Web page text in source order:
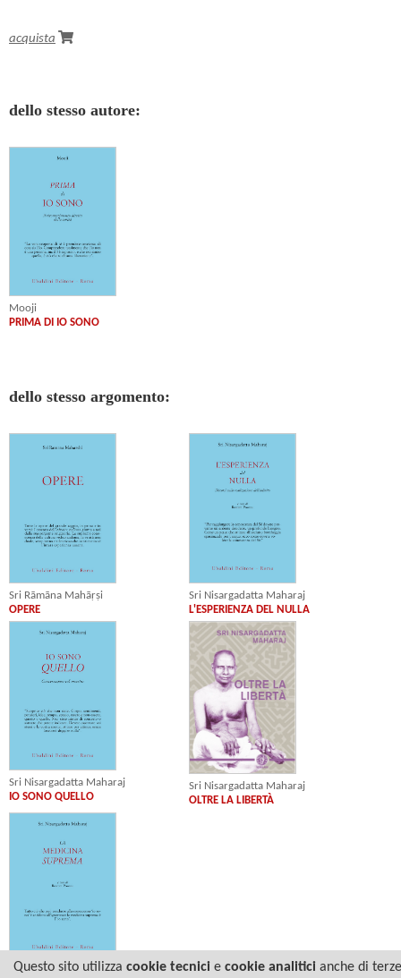
acquista
dello stesso autore:
Mooji
PRIMA DI IO SONO
dello stesso argomento:
Sri Rāmāna Mahāṛṣi
OPERE
Sri Nisargadatta Maharaj
L'ESPERIENZA DEL NULLA
Sri Nisargadatta Maharaj
IO SONO QUELLO
Sri Nisargadatta Maharaj
OLTRE LA LIBERTÀ
Sri Nisargadatta Maharaj
Questo sito utilizza cookie tecnicie cookie analiticianche di terze